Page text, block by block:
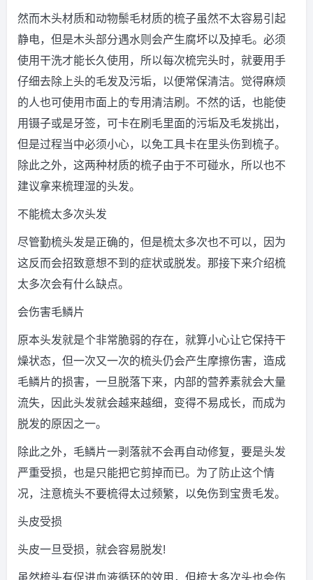
然而木头材质和动物鬃毛材质的梳子虽然不太容易引起
静电，但是木头部分遇水则会产生腐坏以及掉毛。必须
使用干洗才能长久使用，所以每次梳完头时，就要用手
仔细去除上头的毛发及污垢，以便常保清洁。觉得麻烦
的人也可使用市面上的专用清洁刷。不然的话，也能使
用镊子或是牙签，可卡在刷毛里面的污垢及毛发挑出，
但是过程当中必须小心，以免工具卡在里头伤到梳子。
除此之外，这两种材质的梳子由于不可碰水，所以也不
建议拿来梳理湿的头发。
不能梳太多次头发
尽管勤梳头发是正确的，但是梳太多次也不可以，因为
这反而会招致意想不到的症状或脱发。那接下来介绍梳
太多次会有什么缺点。
会伤害毛鳞片
原本头发就是个非常脆弱的存在，就算小心让它保持干
燥状态，但一次又一次的梳头仍会产生摩擦伤害，造成
毛鳞片的损害，一旦脱落下来，内部的营养素就会大量
流失，因此头发就会越来越细，变得不易成长，而成为
脱发的原因之一。
除此之外，毛鳞片一剥落就不会再自动修复，要是头发
严重受损，也是只能把它剪掉而已。为了防止这个情
况，注意梳头不要梳得太过频繁，以免伤到宝贵毛发。
头皮受损
头皮一旦受损，就会容易脱发!